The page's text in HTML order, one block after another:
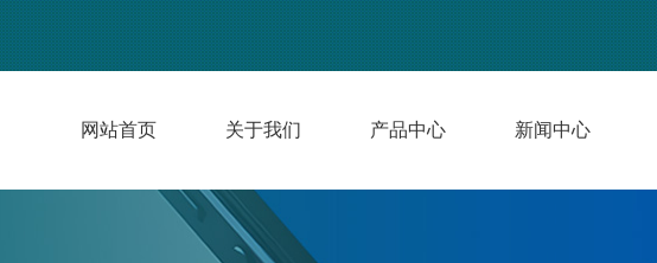
网站首页 关于我们 产品中心 新闻中心